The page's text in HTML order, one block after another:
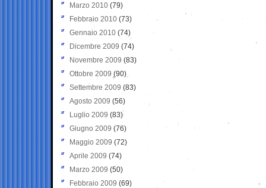
Marzo 2010 (79)
Febbraio 2010 (73)
Gennaio 2010 (74)
Dicembre 2009 (74)
Novembre 2009 (83)
Ottobre 2009 (90)
Settembre 2009 (83)
Agosto 2009 (56)
Luglio 2009 (83)
Giugno 2009 (76)
Maggio 2009 (72)
Aprile 2009 (74)
Marzo 2009 (50)
Febbraio 2009 (69)